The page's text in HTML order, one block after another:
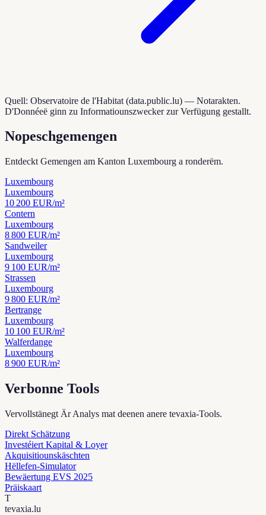
Quell: Observatoire de l'Habitat (data.public.lu) — Notarakten.
D'Donnéeë ginn zu Informatiounszwecker zur Verfügung gestallt.
Nopeschgemengen
Entdeckt Gemengen am Kanton Luxembourg a ronderëm.
Luxembourg
Luxembourg
10 200 EUR/m²
Contern
Luxembourg
8 800 EUR/m²
Sandweiler
Luxembourg
9 100 EUR/m²
Strassen
Luxembourg
9 800 EUR/m²
Bertrange
Luxembourg
10 100 EUR/m²
Walferdange
Luxembourg
8 900 EUR/m²
Verbonne Tools
Vervollstänegt Är Analys mat deenen anere tevaxia-Tools.
Direkt Schätzung
Investéiert Kapital & Loyer
Akquisitiounskäschten
Hëllefen-Simulator
Bewäertung EVS 2025
Präiskaart
T
tevaxia.lu